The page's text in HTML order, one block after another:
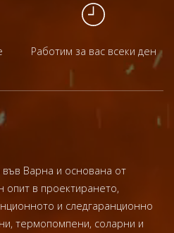
Работим за вас всеки ден
Варна и основана от
опит в проектирането,
и следгаранционно
термопомпени, соларни и